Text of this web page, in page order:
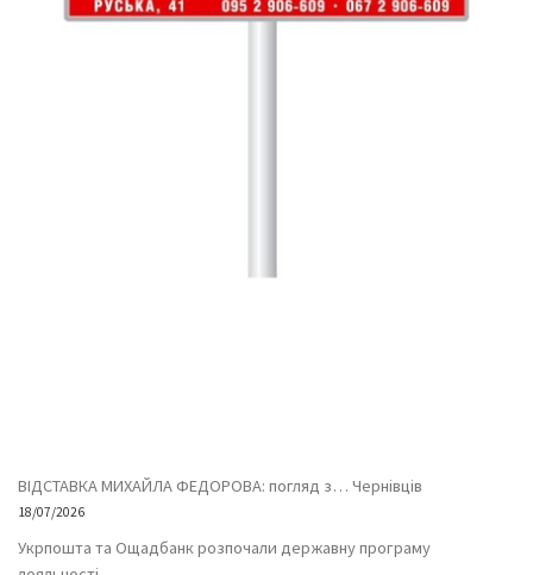
ВІДСТАВКА МИХАЙЛА ФЕДОРОВА: погляд з… Чернівців
18/07/2026
Укрпошта та Ощадбанк розпочали державну програму